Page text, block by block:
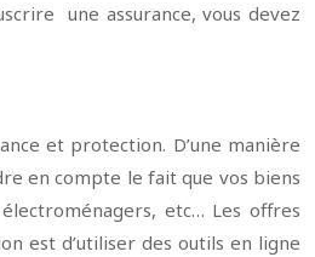
une assurance, vous devez
et protection. D’une manière
en compte le fait que vos biens
etc… Les offres
est d’utiliser des outils en ligne